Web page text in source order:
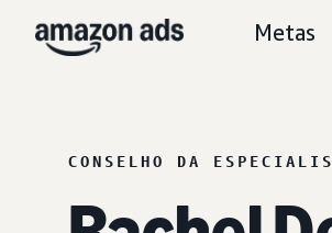
Metas
CONSELHO DA